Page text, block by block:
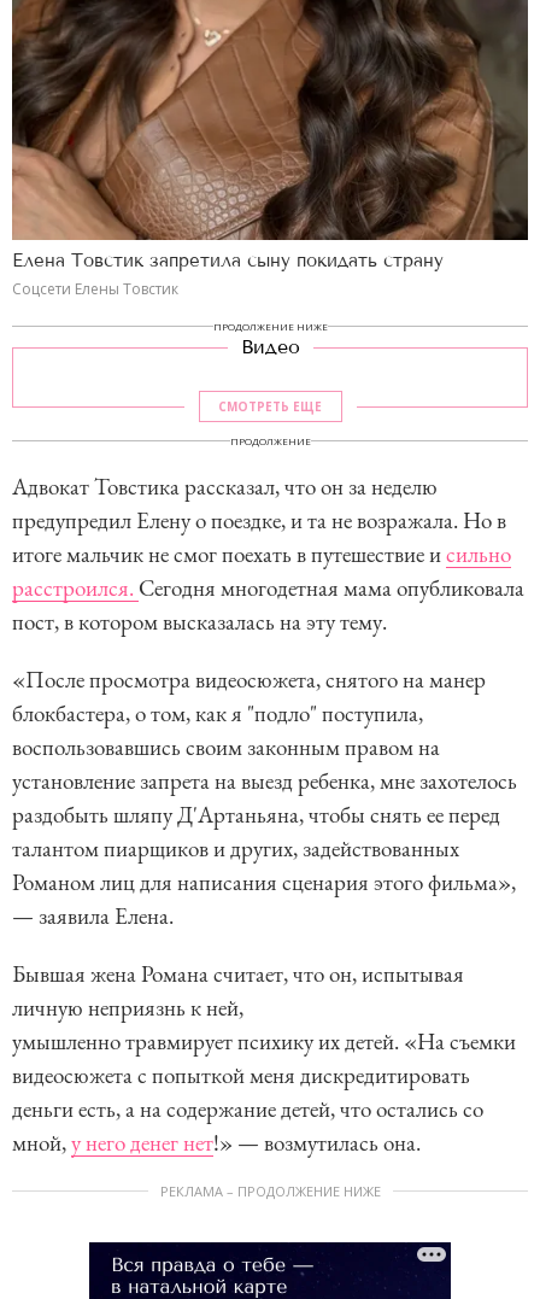
Елена Товстик запретила сыну покидать страну
Соцсети Елены Товстик
ПРОДОЛЖЕНИЕ НИЖЕ
Видео
СМОТРЕТЬ ЕЩЕ
ПРОДОЛЖЕНИЕ
Адвокат Товстика рассказал, что он за неделю
предупредил Елену о поездке, и та не возражала. Но в
итоге мальчик не смог поехать в путешествие исильно
расстроился. Сегодня многодетная мама опубликовала
пост, в котором высказалась на эту тему.
«После просмотра видеосюжета, снятого на манер
блокбастера, о том, как я "подло" поступила,
воспользовавшись своим законным правом на
установление запрета на выезд ребенка, мне захотелось
раздобыть шляпу Д'Артаньяна, чтобы снять ее перед
талантом пиарщиков и других, задействованных
Романом лиц для написания сценария этого фильма»,
— заявила Елена.
Бывшая жена Романа считает, что он, испытывая
личную неприязнь к ней,
умышленно травмирует психику их детей. «На съемки
видеосюжета с попыткой меня дискредитировать
деньги есть, а на содержание детей, что остались со
мной,у него денег нет!» — возмутилась она.
РЕКЛАМА – ПРОДОЛЖЕНИЕ НИЖЕ